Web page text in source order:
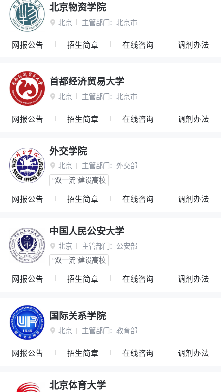
北京物资学院
 北京 主管部门： 北京市
网报公告 招生简章 在线咨询 调剂办法
首都经济贸易大学
 北京 主管部门： 北京市
网报公告 招生简章 在线咨询 调剂办法
外交学院
 北京 主管部门： 外交部
“双一流”建设高校
网报公告 招生简章 在线咨询 调剂办法
中国人民公安大学
 北京 主管部门： 公安部
“双一流”建设高校
网报公告 招生简章 在线咨询 调剂办法
国际关系学院
 北京 主管部门： 教育部
网报公告 招生简章 在线咨询 调剂办法
北京体育大学